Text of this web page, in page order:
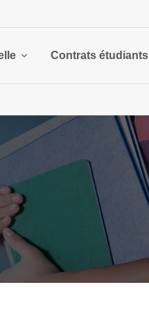
Contrats étudiants